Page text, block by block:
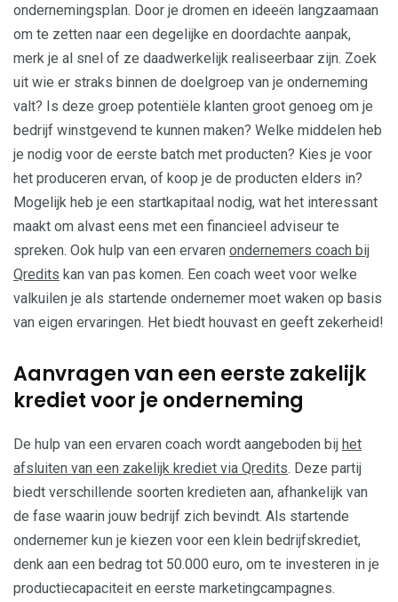
ondernemingsplan. Door je dromen en ideeën langzaamaan
om te zetten naar een degelijke en doordachte aanpak,
merk je al snel of ze daadwerkelijk realiseerbaar zijn. Zoek
uit wie er straks binnen de doelgroep van je onderneming
valt? Is deze groep potentiële klanten groot genoeg om je
bedrijf winstgevend te kunnen maken? Welke middelen heb
je nodig voor de eerste batch met producten? Kies je voor
het produceren ervan, of koop je de producten elders in?
Mogelijk heb je een startkapitaal nodig, wat het interessant
maakt om alvast eens met een financieel adviseur te
spreken. Ook hulp van een ervaren ondernemers coach bij
Qredits kan van pas komen. Een coach weet voor welke
valkuilen je als startende ondernemer moet waken op basis
van eigen ervaringen. Het biedt houvast en geeft zekerheid!
Aanvragen van een eerste zakelijk
krediet voor je onderneming
De hulp van een ervaren coach wordt aangeboden bij het
afsluiten van een zakelijk krediet via Qredits. Deze partij
biedt verschillende soorten kredieten aan, afhankelijk van
de fase waarin jouw bedrijf zich bevindt. Als startende
ondernemer kun je kiezen voor een klein bedrijfskrediet,
denk aan een bedrag tot 50.000 euro, om te investeren in je
productiecapaciteit en eerste marketingcampagnes.